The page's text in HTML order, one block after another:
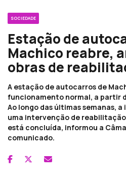
SOCIEDADE
Estação de
Machico reabre,
obras de
A estação de autocarros de
funcionamento normal, a partir
Ao longo das últimas semanas,
uma intervenção de
está concluída, informou a
comunicado.